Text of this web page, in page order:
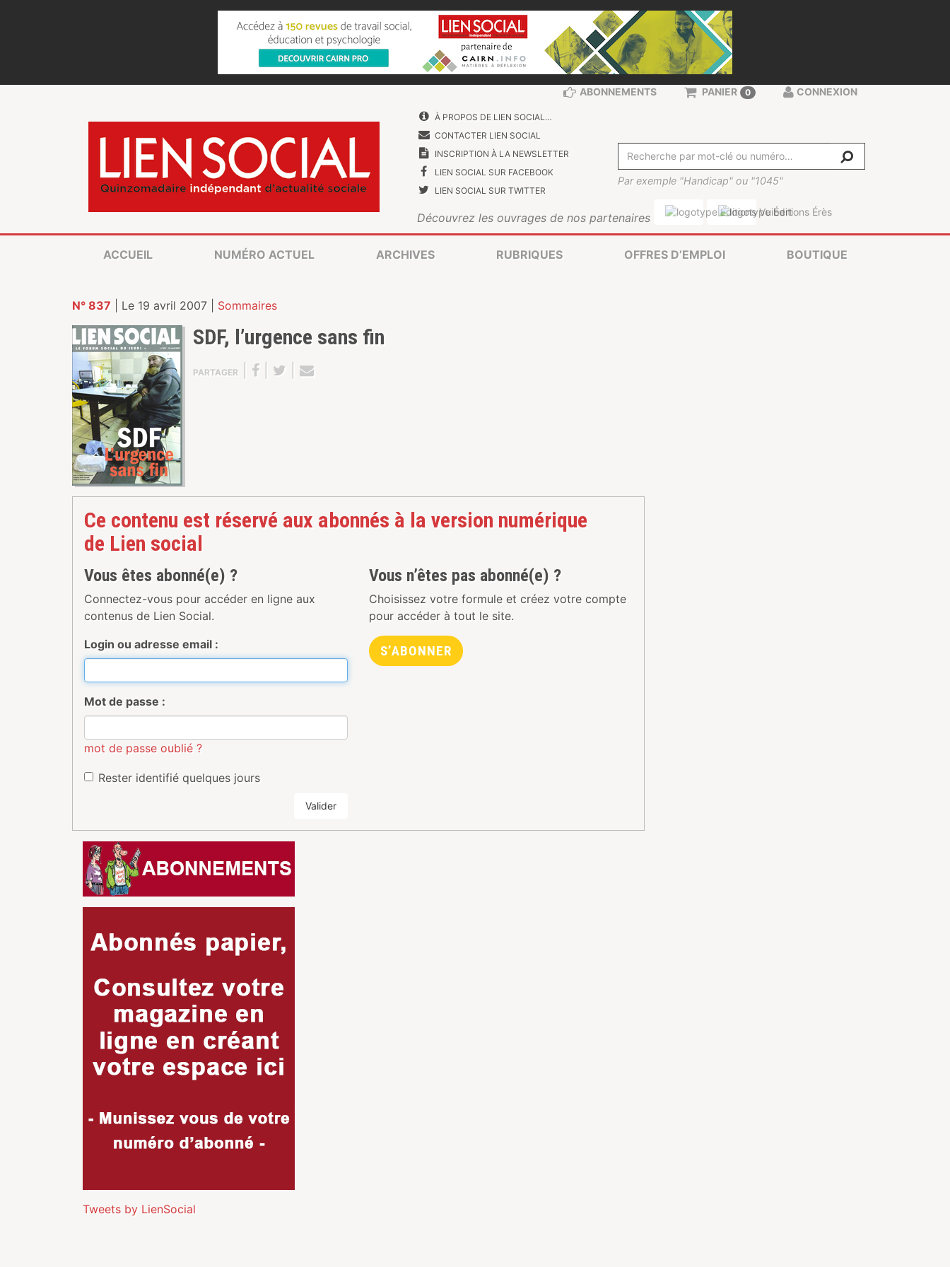
À PROPOS DE LIEN SOCIAL…
CONTACTER LIEN SOCIAL
INSCRIPTION À LA NEWSLETTER
LIEN SOCIAL SUR FACEBOOK
LIEN SOCIAL SUR TWITTER
Par exemple "Handicap" ou "1045"
Découvrez les ouvrages de nos partenaires
ABONNEMENTS PANIER 0 CONNEXION
ACCUEIL NUMÉRO ACTUEL ARCHIVES RUBRIQUES OFFRES D’EMPLOI BOUTIQUE
N° 837 | Le 19 avril 2007 | Sommaires
SDF, l’urgence sans fin
PARTAGER
Ce contenu est réservé aux abonnés à la version numérique
de Lien social
Vous êtes abonné(e) ?
Connectez-vous pour accéder en ligne aux
contenus de Lien Social.
Login ou adresse email :
Mot de passe :
mot de passe oublié ?
Rester identifié quelques jours
Valider
Vous n’êtes pas abonné(e) ?
Choisissez votre formule et créez votre compte
pour accéder à tout le site.
S’ABONNER
Tweets by LienSocial